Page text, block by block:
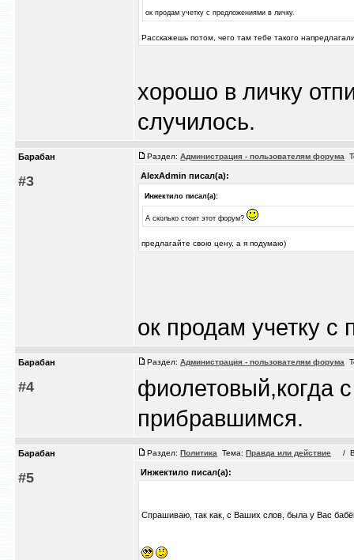
ок продам учетку с предложениями в личку.
Расскажешь потом, чего там тебе такого
хорошо в личку
случилось.
Барабан
#3
Раздел: Администрация - пользователям форума
AlexAdmin писал(а):
Инжектило писал(а):
А сколько стоит этот форум?
предлагайте свою цену, а я подумаю)
ок продам учетку с
Барабан
#4
Раздел: Администрация - пользователям форума
фиолетовый,когда
прибравшимся.
Барабан
#5
Раздел: Политика Тема: Правда или действие / Вс
Инжектило писал(а):
Спрашиваю, так как, с Ваших слов, была у Вас